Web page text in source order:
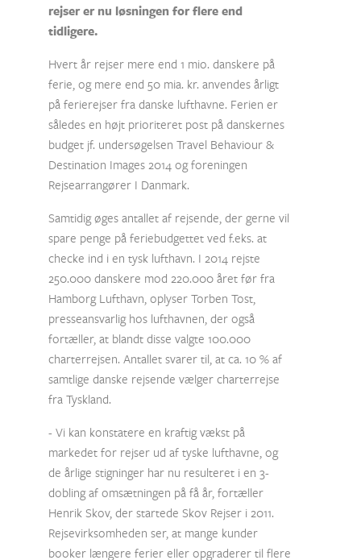
rejser er nu løsningen for flere end
tidligere.
Hvert år rejser mere end 1 mio. danskere på
ferie, og mere end 50 mia. kr. anvendes årligt
på ferierejser fra danske lufthavne. Ferien er
således en højt prioriteret post på danskernes
budget jf. undersøgelsen Travel Behaviour &
Destination Images 2014 og foreningen
Rejsearrangører I Danmark.
Samtidig øges antallet af rejsende, der gerne vil
spare penge på feriebudgettet ved f.eks. at
checke ind i en tysk lufthavn. I 2014 rejste
250.000 danskere mod 220.000 året før fra
Hamborg Lufthavn, oplyser Torben Tost,
presseansvarlig hos lufthavnen, der også
fortæller, at blandt disse valgte 100.000
charterrejsen. Antallet svarer til, at ca. 10 % af
samtlige danske rejsende vælger charterrejse
fra Tyskland.
- Vi kan konstatere en kraftig vækst på
markedet for rejser ud af tyske lufthavne, og
de årlige stigninger har nu resulteret i en 3-
dobling af omsætningen på få år, fortæller
Henrik Skov, der startede Skov Rejser i 2011.
Rejsevirksomheden ser, at mange kunder
booker længere ferier eller opgraderer til flere